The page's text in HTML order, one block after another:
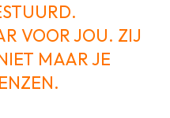
VOOR JOU. ZIJ
MAAR JE